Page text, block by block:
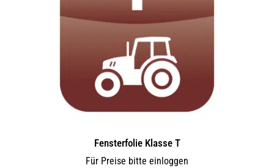
Fensterfolie Klasse T
Für Preise bitte einloggen